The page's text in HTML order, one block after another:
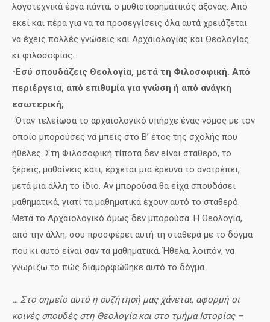
λογοτεχνικά έργα πάντα, ο μυθιστορηματικός άξονας. Από
εκεί και πέρα για να τα προσεγγίσεις όλα αυτά χρειάζεται
να έχεις πολλές γνώσεις και Αρχαιολογίας και Θεολογίας
κι φιλοσοφίας.
-Εσύ σπουδάζεις Θεολογία, μετά τη Φιλοσοφική. Από
περιέργεια, από επιθυμία για γνώση ή από ανάγκη
εσωτερική;
-Όταν τελείωσα το αρχαιολογικό υπήρχε ένας νόμος με τον
οποίο μπορούσες να μπεις στο Β’ έτος της σχολής που
ήθελες. Στη Φιλοσοφική τίποτα δεν είναι σταθερό, το
ξέρεις, μαθαίνεις κάτι, έρχεται μια έρευνα το ανατρέπει,
μετά μια άλλη το ίδιο. Αν μπορούσα θα είχα σπουδάσει
μαθηματικά, γιατί τα μαθηματικά έχουν αυτό το σταθερό.
Μετά το Αρχαιολογικό όμως δεν μπορούσα. Η Θεολογία,
από την άλλη, σου προσφέρει αυτή τη σταθερά με το δόγμα
που κι αυτό είναι σαν τα μαθηματικά. Ήθελα, λοιπόν, να
γνωρίζω το πώς διαμορφώθηκε αυτό το δόγμα.
… Στο σημείο αυτό η συζήτησή μας χάνεται, αφορμή οι
κοινές σπουδές στη Θεολογία και στο τμήμα Ιστορίας –